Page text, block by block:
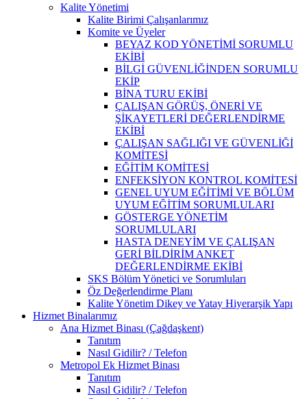
Kalite Yönetimi
Kalite Birimi Çalışanlarımız
Komite ve Üyeler
BEYAZ KOD YÖNETİMİ SORUMLU
EKİBİ
BİLGİ GÜVENLİĞİNDEN SORUMLU
EKİP
BİNA TURU EKİBİ
ÇALIŞAN GÖRÜŞ, ÖNERİ VE
ŞİKAYETLERİ DEĞERLENDİRME
EKİBİ
ÇALIŞAN SAĞLIĞI VE GÜVENLİĞİ
KOMİTESİ
EĞİTİM KOMİTESİ
ENFEKSİYON KONTROL KOMİTESİ
GENEL UYUM EĞİTİMİ VE BÖLÜM
UYUM EĞİTİM SORUMLULARI
GÖSTERGE YÖNETİM
SORUMLULARI
HASTA DENEYİM VE ÇALIŞAN
GERİ BİLDİRİM ANKET
DEĞERLENDİRME EKİBİ
SKS Bölüm Yönetici ve Sorumluları
Öz Değerlendirme Planı
Kalite Yönetim Dikey ve Yatay Hiyerarşik Yapı
Hizmet Binalarımız
Ana Hizmet Binası (Çağdaşkent)
Tanıtım
Nasıl Gidilir? / Telefon
Metropol Ek Hizmet Binası
Tanıtım
Nasıl Gidilir? / Telefon